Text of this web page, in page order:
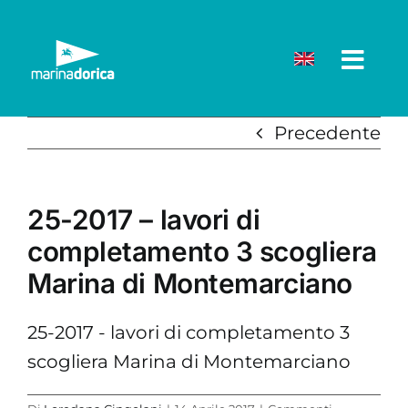
contenuto
Precedente
25-2017 – lavori di
completamento 3 scogliera
Marina di Montemarciano
25-2017 - lavori di completamento 3
scogliera Marina di Montemarciano